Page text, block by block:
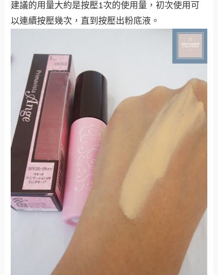
建議的用量大約是按壓1次的使用量，初次使用可
以連續按壓幾次，直到按壓出粉底液。